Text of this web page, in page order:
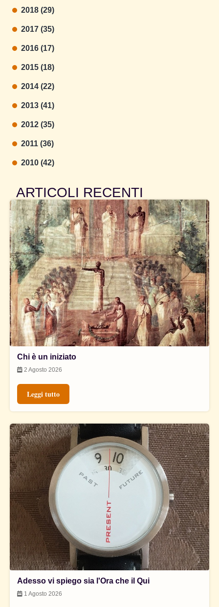
2018 (29)
2017 (35)
2016 (17)
2015 (18)
2014 (22)
2013 (41)
2012 (35)
2011 (36)
2010 (42)
ARTICOLI RECENTI
Chi è un iniziato
2 Agosto 2026
Leggi tutto
Adesso vi spiego sia l'Ora che il Qui
1 Agosto 2026